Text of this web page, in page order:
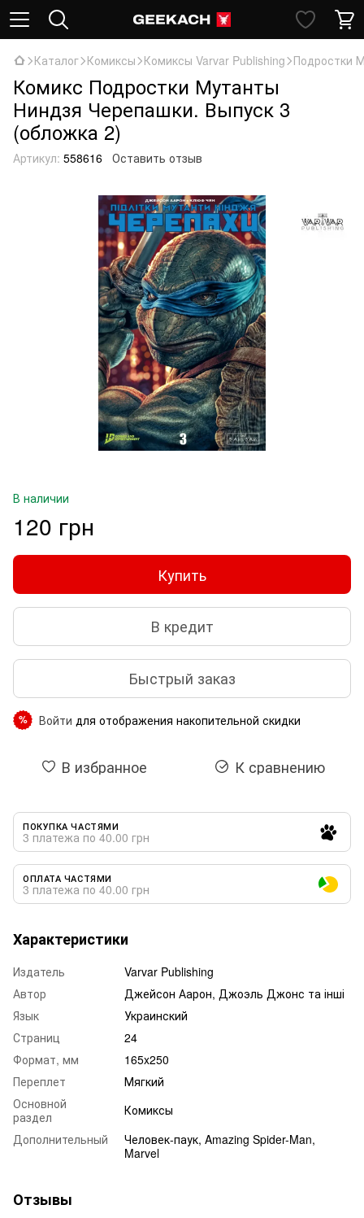
Каталог Комиксы Комиксы Varvar Publishing Подростки
Комикс Подростки Мутанты
Ниндзя Черепашки. Выпуск 3
(обложка 2)
Артикул: 558616 Оставить отзыв
В наличии
120 грн
Купить
В кредит
Быстрый заказ
% Войти для отображения накопительной скидки
В избранное К сравнению
ПОКУПКА ЧАСТЯМИ
3 платежа по 40.00 грн
ОПЛАТА ЧАСТЯМИ
3 платежа по 40.00 грн
Характеристики
Издатель
Varvar Publishing
Автор
Джейсон Аарон, Джоэль Джонс та інші
Язык
Украинский
Страниц
24
Формат, мм
165x250
Переплет
Мягкий
Основной
раздел
Комиксы
Дополнительный
Человек-паук, Amazing Spider-Man,
Marvel
Отзывы